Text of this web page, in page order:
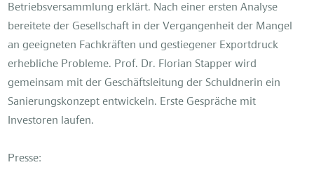
Betriebsversammlung erklärt. Nach einer ersten Analyse
bereitete der Gesellschaft in der Vergangenheit der Mangel
an geeigneten Fachkräften und gestiegener Exportdruck
erhebliche Probleme. Prof. Dr. Florian Stapper wird
gemeinsam mit der Geschäftsleitung der Schuldnerin ein
Sanierungskonzept entwickeln. Erste Gespräche mit
Investoren laufen.
Presse: